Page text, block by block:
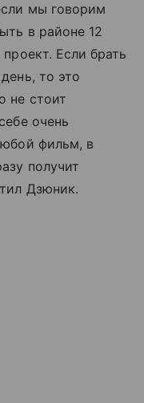
мы говорим
в районе 12
Если брать
то это
не стоит
очень
фильм, в
получит
Дзюник.